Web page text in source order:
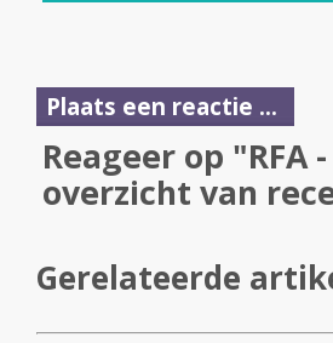
Plaats een reactie ...
Reageer op "RFA
overzicht van
Gerelateerde